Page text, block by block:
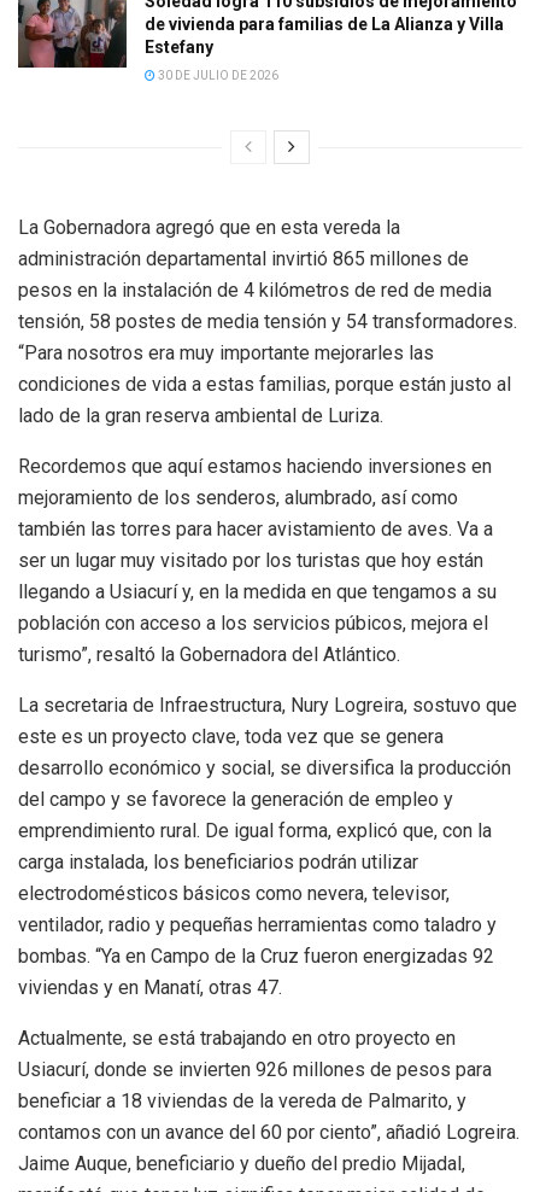
de vivienda para familias de La Alianza y Villa
Estefany
30 DE JULIO DE 2026
La Gobernadora agregó que en esta vereda la
administración departamental invirtió 865 millones de
pesos en la instalación de 4 kilómetros de red de media
tensión, 58 postes de media tensión y 54 transformadores.
“Para nosotros era muy importante mejorarles las
condiciones de vida a estas familias, porque están justo al
lado de la gran reserva ambiental de Luriza.
Recordemos que aquí estamos haciendo inversiones en
mejoramiento de los senderos, alumbrado, así como
también las torres para hacer avistamiento de aves. Va a
ser un lugar muy visitado por los turistas que hoy están
llegando a Usiacurí y, en la medida en que tengamos a su
población con acceso a los servicios púbicos, mejora el
turismo”, resaltó la Gobernadora del Atlántico.
La secretaria de Infraestructura, Nury Logreira, sostuvo que
este es un proyecto clave, toda vez que se genera
desarrollo económico y social, se diversifica la producción
del campo y se favorece la generación de empleo y
emprendimiento rural. De igual forma, explicó que, con la
carga instalada, los beneficiarios podrán utilizar
electrodomésticos básicos como nevera, televisor,
ventilador, radio y pequeñas herramientas como taladro y
bombas. “Ya en Campo de la Cruz fueron energizadas 92
viviendas y en Manatí, otras 47.
Actualmente, se está trabajando en otro proyecto en
Usiacurí, donde se invierten 926 millones de pesos para
beneficiar a 18 viviendas de la vereda de Palmarito, y
contamos con un avance del 60 por ciento”, añadió Logreira.
Jaime Auque, beneficiario y dueño del predio Mijadal,